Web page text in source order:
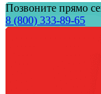
Позвоните прямо
8 (800) 333-89-65